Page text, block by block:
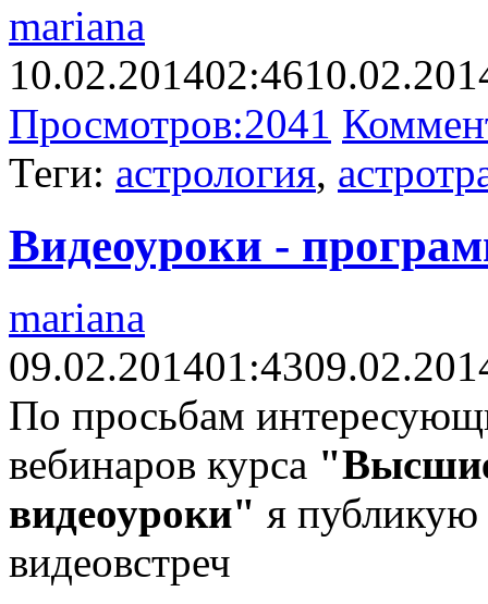
mariana
10.02.201402:46
Просмотров:2041
Теги: астрология,
Видеоуроки -
mariana
09.02.201401:43
По просьбам
вебинаров курса
видеоуроки" я
видеовстреч